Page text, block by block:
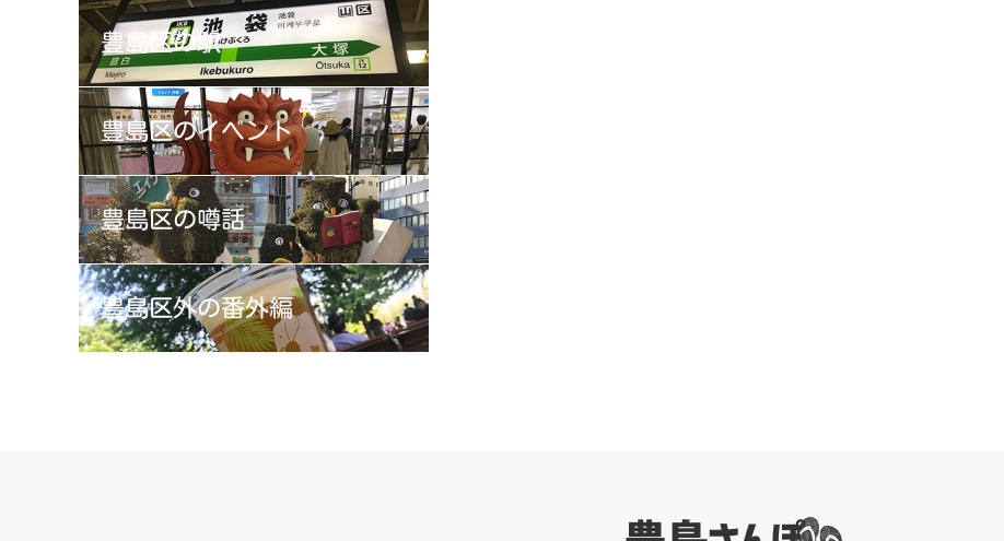
豊島区の駅
豊島区のイベント
豊島区の噂話
豊島区外の番外編